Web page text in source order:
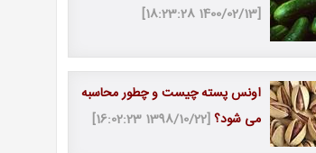
[1400/02/13 18:23:28]
اونس پسته چیست و چطور محاسبه
می شود؟[1398/10/22 16:02:23]